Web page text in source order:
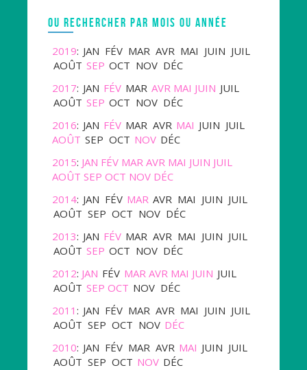
OU RECHERCHER PAR MOIS OU ANNÉE
2019: JAN FÉV MAR AVR MAI JUIN JUIL
AOÛT SEP OCT NOV DÉC
2017: JAN FÉV MAR AVR MAI JUIN JUIL
AOÛT SEP OCT NOV DÉC
2016: JAN FÉV MAR AVR MAI JUIN JUIL
AOÛT SEP OCT NOV DÉC
2015: JAN FÉV MAR AVR MAI JUIN JUIL
AOÛT SEP OCT NOV DÉC
2014: JAN FÉV MAR AVR MAI JUIN JUIL
AOÛT SEP OCT NOV DÉC
2013: JAN FÉV MAR AVR MAI JUIN JUIL
AOÛT SEP OCT NOV DÉC
2012: JAN FÉV MAR AVR MAI JUIN JUIL
AOÛT SEP OCT NOV DÉC
2011 : JAN FÉV MAR AVR MAI JUIN JUIL
AOÛT SEP OCT NOV DÉC
2010: JAN FÉV MAR AVR MAI JUIN JUIL
AOÛT SEP OCT NOV DÉC